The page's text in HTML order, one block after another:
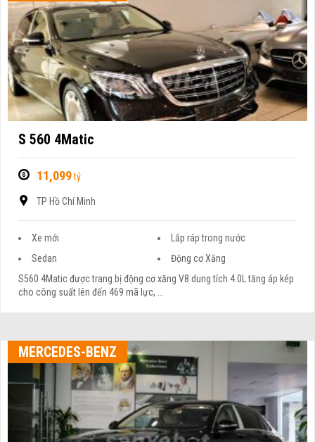
S 560 4Matic
11,099tỷ
TP Hồ Chí Minh
Xe mới
Lắp ráp trong nước
Sedan
Động cơ Xăng
S560 4Matic được trang bị động cơ xăng V8 dung tích 4.0L tăng áp kép
cho công suất lên đến 469 mã lực, ...
MERCEDES-BENZ